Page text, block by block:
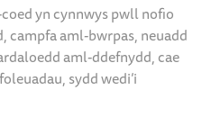
yn cynnwys pwll nofio
campfa aml-bwrpas, neuadd
aml-ddefnydd, cae
sydd wedi’i